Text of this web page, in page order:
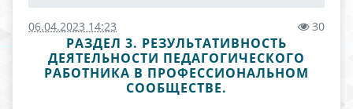
06.04.2023 14:23 30
РАЗДЕЛ 3. РЕЗУЛЬТАТИВНОСТЬ
ДЕЯТЕЛЬНОСТИ ПЕДАГОГИЧЕСКОГО
РАБОТНИКА В ПРОФЕССИОНАЛЬНОМ
СООБЩЕСТВЕ.